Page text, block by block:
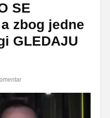
SE
zbog jedne
GLEDAJU